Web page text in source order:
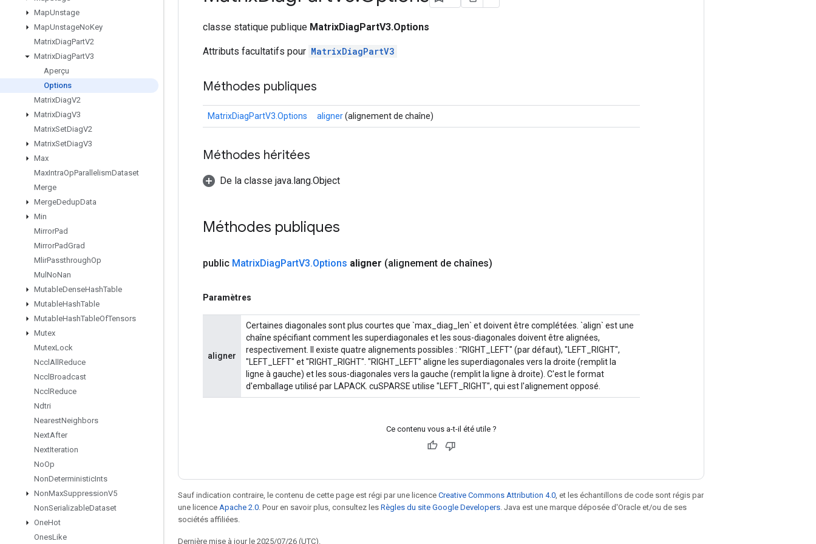
MapUnstage
MapUnstageNoKey
MatrixDiagPartV2
MatrixDiagPartV3
Aperçu
Options
MatrixDiagV2
MatrixDiagV3
MatrixSetDiagV2
MatrixSetDiagV3
Max
MaxIntraOpParallelismDataset
Merge
MergeDedupData
Min
MirrorPad
MirrorPadGrad
MlirPassthroughOp
Mul NoNan
MutableDenseHashTable
MutableHashTable
MutableHashTableOfTensors
Mutex
MutexLock
Nccl All Reduce
Nccl Broadcast
Nccl Reduce
Ndtri
NearestNeighbors
NextAfter
NextIteration
NoOp
NonDeterministicInts
NonMaxSuppressionV5
NonSerializableDataset
OneHot
OnesLike
classe statique publique MatrixDiagPartV3.Options
Attributs facultatifs pour MatrixDiagPartV3
Méthodes publiques
MatrixDiagPartV3.Options aligner(alignement de chaîne)
Méthodes héritées
De la classe java.lang.Object
Méthodes publiques
public MatrixDiagPartV3.Options aligner (alignement de chaînes)
Paramètres
aligner
Certaines diagonales sont plus courtes que `max_diag_len` et doivent être complétées. `align` est une
chaîne spécifiant comment les superdiagonales et les sous-diagonales doivent être alignées,
respectivement. Il existe quatre alignements possibles : "RIGHT_LEFT" (par défaut), "LEFT_RIGHT",
"LEFT_LEFT" et "RIGHT_RIGHT". "RIGHT_LEFT" aligne les superdiagonales vers la droite (remplit la
ligne à gauche) et les sous-diagonales vers la gauche (remplit la ligne à droite). C'est le format
d'emballage utilisé par LAPACK. cuSPARSE utilise "LEFT_RIGHT", qui est l'alignement opposé.
Ce contenu vous a-t-il été utile ?
Sauf indication contraire, le contenu de cette page est régi par une licence Creative Commons Attribution 4.0 , et les échantillons de code sont régis par
une licence Apache 2.0 . Pour en savoir plus, consultez les Règles du site Google Developers . Java est une marque déposée d'Oracle et/ou de ses
sociétés affiliées.
Dernière mise à jour le 2025/07/26 (UTC).